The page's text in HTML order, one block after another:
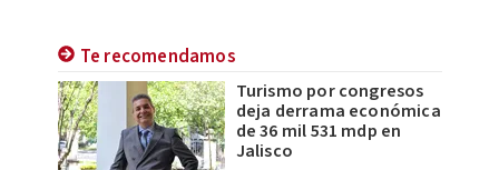
Te recomendamos
Turismo por congresos
deja derrama económica
de 36 mil 531 mdp en
Jalisco